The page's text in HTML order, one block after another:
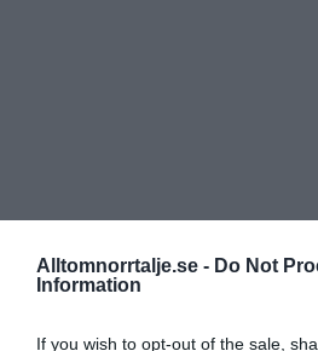
Alltomnorrtalje.se - Do Not
Information
If you wish to opt-out of the sale,